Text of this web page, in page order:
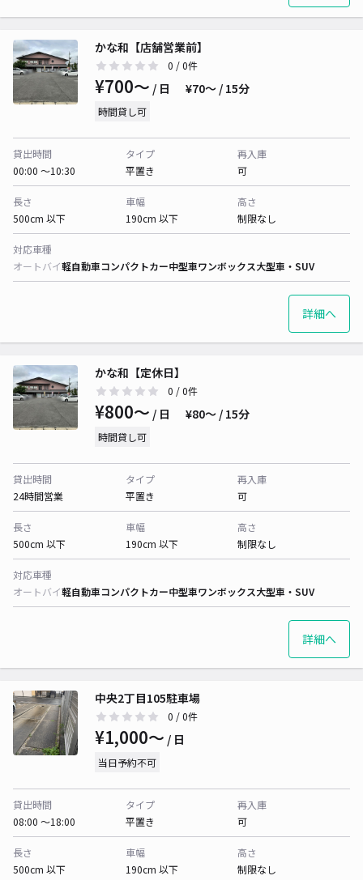
かな和【店舗営業前】
0 / 0件
¥700〜 / 日 ¥70〜 / 15分
時間貸し可
貸出時間
00:00 〜10:30
タイプ
平置き
再入庫
可
長さ
500cm 以下
車幅
190cm 以下
高さ
制限なし
対応車種
オートバイ軽自動車コンパクトカー中型車ワンボックス大型車・SUV
詳細へ
かな和【定休日】
0 / 0件
¥800〜 / 日 ¥80〜 / 15分
時間貸し可
貸出時間
24時間営業
タイプ
平置き
再入庫
可
長さ
500cm 以下
車幅
190cm 以下
高さ
制限なし
対応車種
オートバイ軽自動車コンパクトカー中型車ワンボックス大型車・SUV
詳細へ
中央2丁目105駐車場
0 / 0件
¥1,000〜 / 日
当日予約不可
貸出時間
08:00 〜18:00
タイプ
平置き
再入庫
可
長さ
500cm 以下
車幅
190cm 以下
高さ
制限なし